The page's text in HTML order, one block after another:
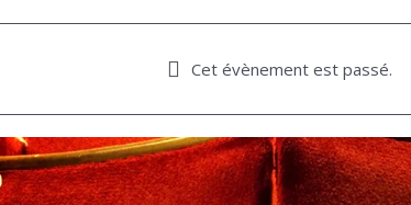
Cet évènement est passé.